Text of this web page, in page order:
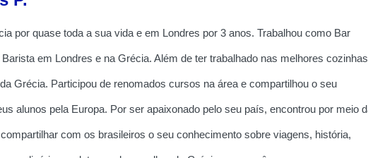
por quase toda a sua vida e em Londres por 3 anos. Trabalhou como Bar
em Londres e na Grécia. Além de ter trabalhado nas melhores cozinhas
Grécia. Participou de renomados cursos na área e compartilhou o seu
alunos pela Europa. Por ser apaixonado pelo seu país, encontrou por meio
com os brasileiros o seu conhecimento sobre viagens, história,